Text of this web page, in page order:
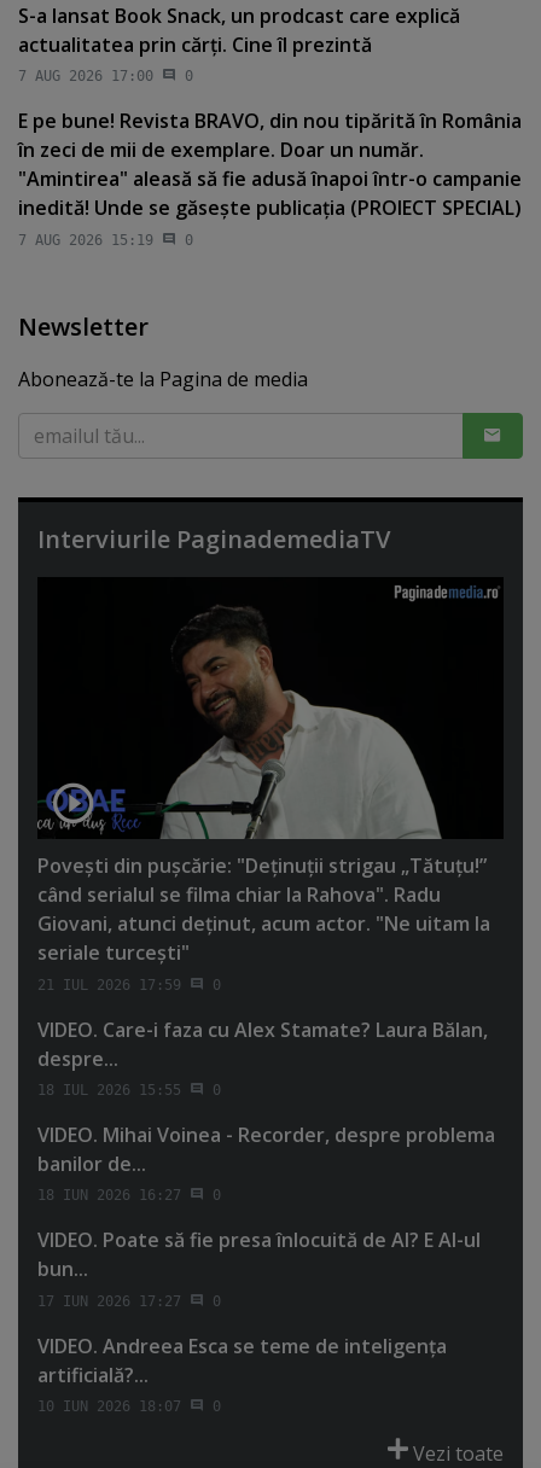
S-a lansat Book Snack, un prodcast care explică
actualitatea prin cărţi. Cine îl prezintă
7 AUG 2026 17:00 0
E pe bune! Revista BRAVO, din nou tipărită în România
în zeci de mii de exemplare. Doar un număr.
"Amintirea" aleasă să fie adusă înapoi într-o campanie
inedită! Unde se găseşte publicaţia (PROIECT SPECIAL)
7 AUG 2026 15:19 0
Newsletter
Abonează-te la Pagina de media
Interviurile PaginademediaTV
Poveşti din puşcărie: "Deţinuţii strigau „Tătuţu!”
când serialul se filma chiar la Rahova". Radu
Giovani, atunci deţinut, acum actor. "Ne uitam la
seriale turceşti"
21 IUL 2026 17:59 0
VIDEO. Care-i faza cu Alex Stamate? Laura Bălan,
despre...
18 IUL 2026 15:55 0
VIDEO. Mihai Voinea - Recorder, despre problema
banilor de...
18 IUN 2026 16:27 0
VIDEO. Poate să fie presa înlocuită de AI? E AI-ul
bun...
17 IUN 2026 17:27 0
VIDEO. Andreea Esca se teme de inteligenţa
artificială?...
10 IUN 2026 18:07 0
Vezi toate